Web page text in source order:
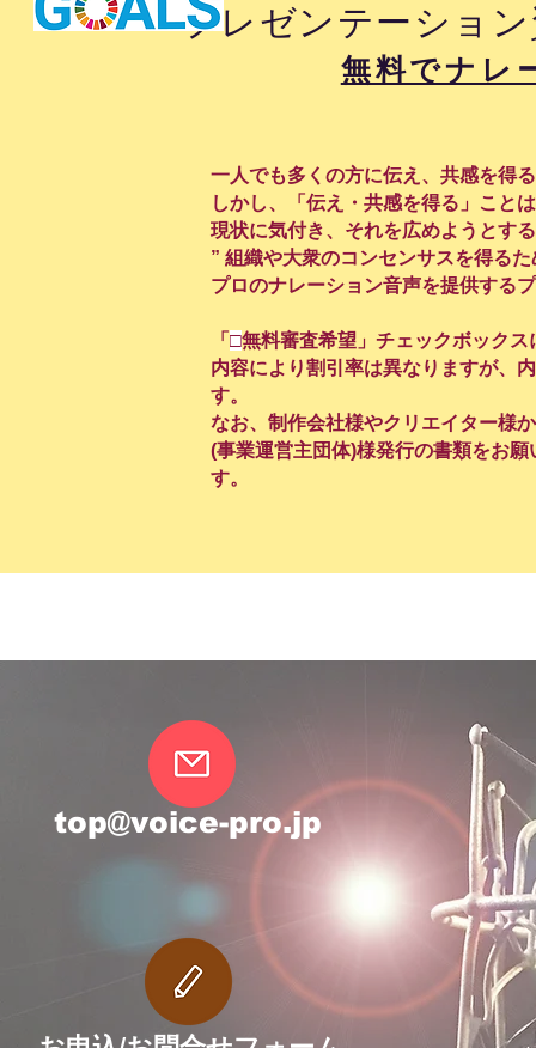
プレゼンテーショ
無料でナレ
一人でも多くの方に伝え、共感を得
しかし、「伝え・共感を得る」こと
現状に気付き、それを広めようとす
” 組織や大衆のコンセンサスを得る
プロのナレーション音声を提供する
「 □無料審査希望」チェックボック
内容により割引率は異なりますが、
す。
なお、制作会社様やクリエイター様
(事業運営主団体)様発行の書類をお
す。
top@voice-pro.jp